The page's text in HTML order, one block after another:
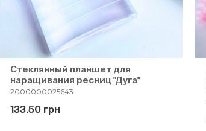
Стеклянный планшет для
наращивания ресниц "Дуга"
2000000025643
133.50 грн